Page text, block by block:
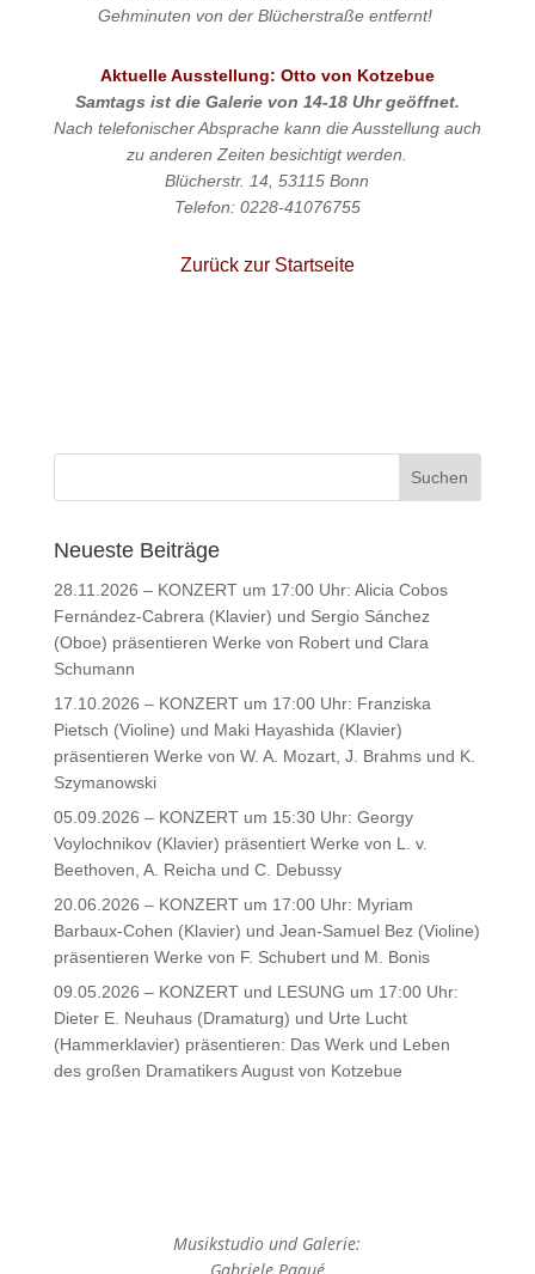
Gehminuten von der Blücherstraße entfernt!
Aktuelle Ausstellung: Otto von Kotzebue
Samtags ist die Galerie von 14-18 Uhr geöffnet.
Nach telefonischer Absprache kann die Ausstellung auch
zu anderen Zeiten besichtigt werden.
Blücherstr. 14, 53115 Bonn
Telefon: 0228-41076755
Zurück zur Startseite
Neueste Beiträge
28.11.2026 – KONZERT um 17:00 Uhr: Alicia Cobos
Fernández-Cabrera (Klavier) und Sergio Sánchez
(Oboe) präsentieren Werke von Robert und Clara
Schumann
17.10.2026 – KONZERT um 17:00 Uhr: Franziska
Pietsch (Violine) und Maki Hayashida (Klavier)
präsentieren Werke von W. A. Mozart, J. Brahms und K.
Szymanowski
05.09.2026 – KONZERT um 15:30 Uhr: Georgy
Voylochnikov (Klavier) präsentiert Werke von L. v.
Beethoven, A. Reicha und C. Debussy
20.06.2026 – KONZERT um 17:00 Uhr: Myriam
Barbaux-Cohen (Klavier) und Jean-Samuel Bez (Violine)
präsentieren Werke von F. Schubert und M. Bonis
09.05.2026 – KONZERT und LESUNG um 17:00 Uhr:
Dieter E. Neuhaus (Dramaturg) und Urte Lucht
(Hammerklavier) präsentieren: Das Werk und Leben
des großen Dramatikers August von Kotzebue
Musikstudio und Galerie: